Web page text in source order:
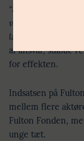
“Hands-on-
veje til, at de her
lære noget,”
af ansvar, stabile
for effekten.
Indsatsen på
mellem flere
Fulton Fonden,
unge tæt.